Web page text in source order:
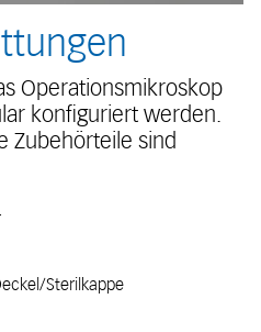
Operationsmikroskop
konfiguriert werden.
Zubehörteile sind
Sterilkappe